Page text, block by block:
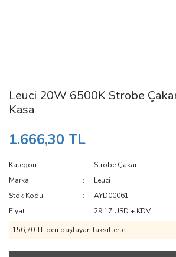
Leuci 20W 6500K Strobe
Kasa
1.666,30 TL
Kategori
Strobe Çakar
Marka
Leuci
Stok Kodu
AYD00061
Fiyat
29,17 USD + KDV
156,70 TL den başlayan taksitlerle!